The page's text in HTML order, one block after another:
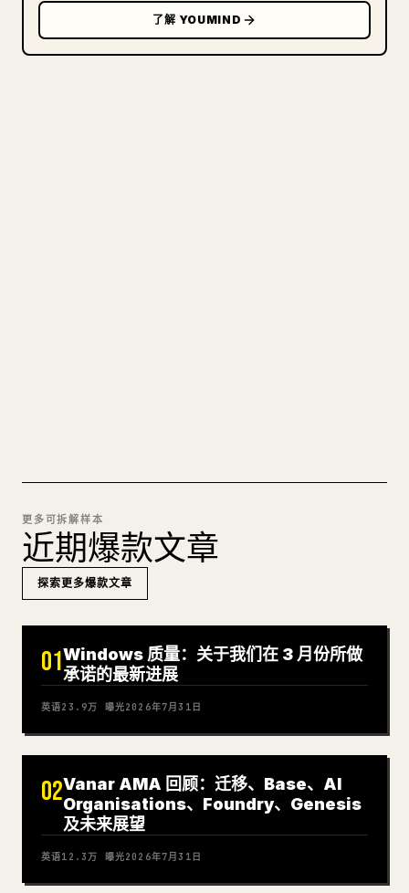
了解 YOUMIND
更多可拆解样本
近期爆款文章
探索更多爆款文章
01Windows 质量：关于我们在 3 月份所做
承诺的最新进展
英语23.9万 曝光2026年7月31日
02Vanar AMA 回顾：迁移、Base、AI
Organisations、Foundry、Genesis
及未来展望
英语12.3万 曝光2026年7月31日